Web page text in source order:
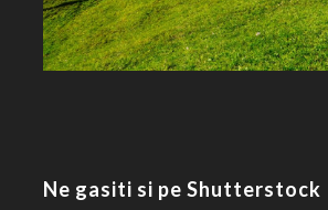
Ne gasiti si pe Shutterstock